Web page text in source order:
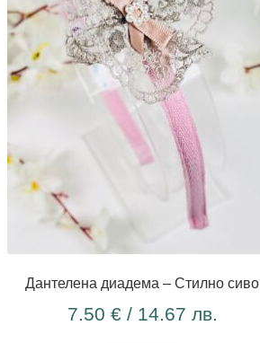
Дантелена диадема – Стилно сиво
7.50 € / 14.67 лв.